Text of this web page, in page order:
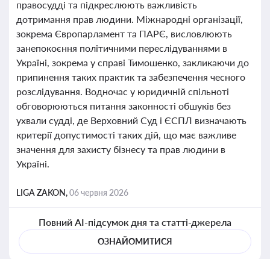
правосудді та підкреслюють важливість
дотримання прав людини. Міжнародні організації,
зокрема Європарламент та ПАРЄ, висловлюють
занепокоєння політичними переслідуваннями в
Україні, зокрема у справі Тимошенко, закликаючи до
припинення таких практик та забезпечення чесного
розслідування. Водночас у юридичній спільноті
обговорюються питання законності обшуків без
ухвали судді, де Верховний Суд і ЄСПЛ визначають
критерії допустимості таких дій, що має важливе
значення для захисту бізнесу та прав людини в
Україні.
LIGA ZAKON,06 червня 2026
Повний AI-підсумок дня та статті-джерела
ОЗНАЙОМИТИСЯ